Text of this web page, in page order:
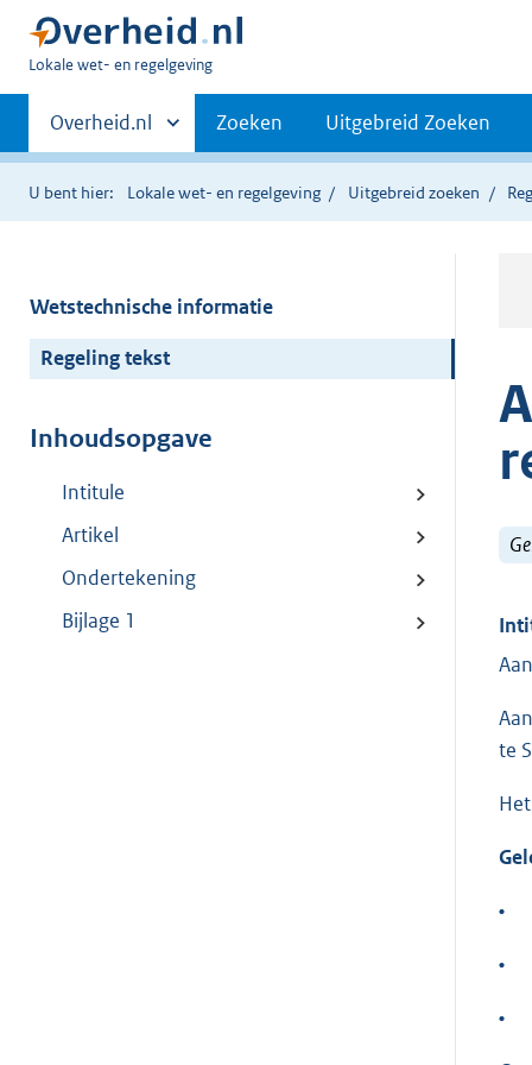
U
hier:
Lokale wet- en regelgeving
Primaire
navigatie
Andere
sites
binnen
Overheid.nl Zoeken Uitgebreid Zoeken
U bent hier: Lokale wet- en regelgeving Uitgebreid zoeken
Wetstechnische informatie
Regeling tekst
Inhoudsopgave
Intitule
Artikel
Ondertekening
Bijlage 1
te
•
•
•